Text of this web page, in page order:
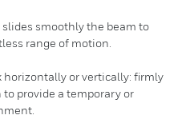
smoothly the beam to
range of motion.
horizontally or vertically: firmly
provide a temporary or